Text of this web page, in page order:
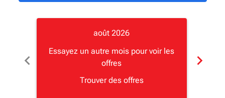
chevron_left
août 2026
Essayez un autre mois pour voir les
offres
Trouver des offres
chevron_right